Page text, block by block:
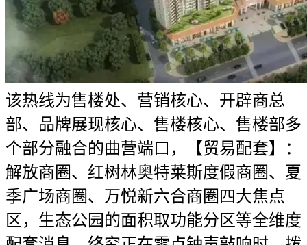
该热线为售楼处、营销核心、开辟商总
部、品牌展现核心、售楼核心、售楼部多
个部分融合的曲营端口，【贸易配套】：
解放商圈、红树林奥特莱斯度假商圈、夏
季广场商圈、万悦新六合商圈四大焦点
区，生态公园的面积取功能分区等全维度